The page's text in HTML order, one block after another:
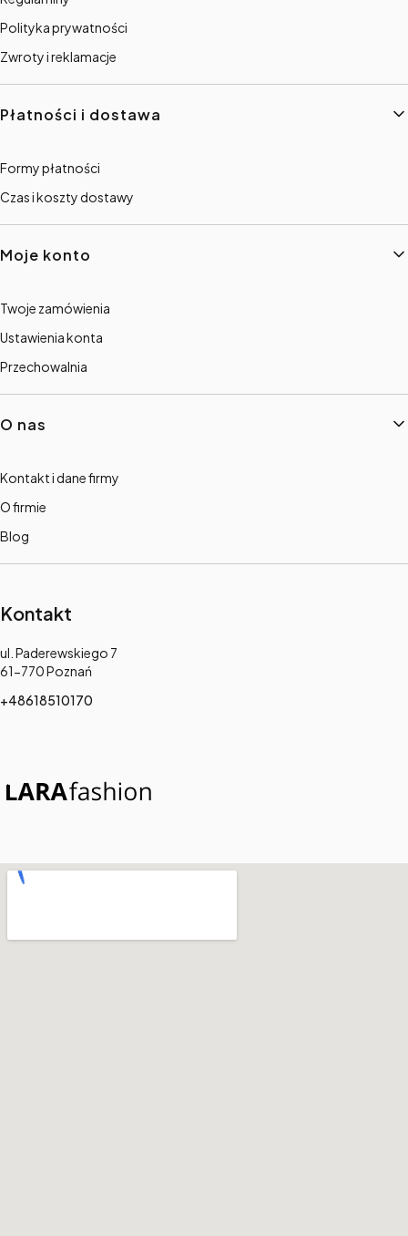
Polityka prywatności
Zwroty i reklamacje
Płatności i dostawa
Formy płatności
Czas i koszty dostawy
Moje konto
Twoje zamówienia
Ustawienia konta
Przechowalnia
O nas
Kontakt i dane firmy
O firmie
Blog
Kontakt
Adres:
ul. Paderewskiego 7
61-770 Poznań
+48618510170